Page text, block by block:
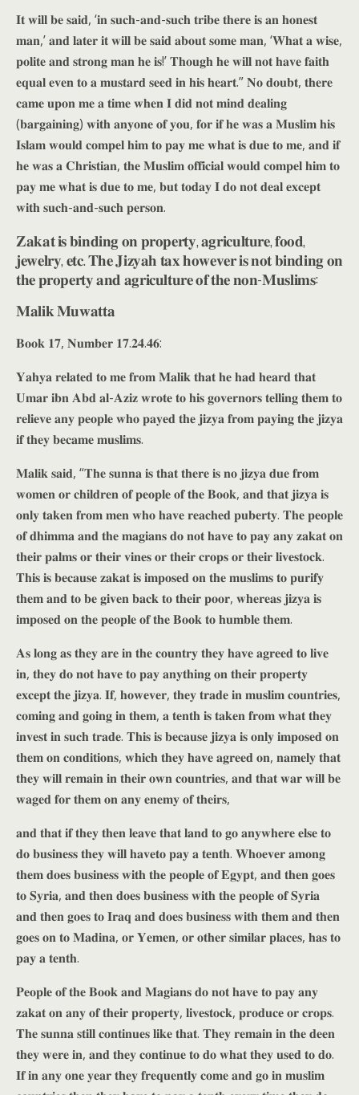
𝐈𝐭 𝐰𝐢𝐥𝐥 𝐛𝐞 𝐬𝐚𝐢𝐝, ‘𝐢𝐧 𝐬𝐮𝐜𝐡-𝐚𝐧𝐝-𝐬𝐮𝐜𝐡 𝐭𝐫𝐢𝐛𝐞 𝐭𝐡𝐞𝐫𝐞 𝐢𝐬 𝐚𝐧 𝐡𝐨𝐧𝐞𝐬𝐭
𝐦𝐚𝐧,’ 𝐚𝐧𝐝 𝐥𝐚𝐭𝐞𝐫 𝐢𝐭 𝐰𝐢𝐥𝐥 𝐛𝐞 𝐬𝐚𝐢𝐝 𝐚𝐛𝐨𝐮𝐭 𝐬𝐨𝐦𝐞 𝐦𝐚𝐧, ‘𝐖𝐡𝐚𝐭 𝐚 𝐰𝐢𝐬𝐞,
𝐩𝐨𝐥𝐢𝐭𝐞 𝐚𝐧𝐝 𝐬𝐭𝐫𝐨𝐧𝐠 𝐦𝐚𝐧 𝐡𝐞 𝐢𝐬!’ 𝐓𝐡𝐨𝐮𝐠𝐡 𝐡𝐞 𝐰𝐢𝐥𝐥 𝐧𝐨𝐭 𝐡𝐚𝐯𝐞 𝐟𝐚𝐢𝐭𝐡
𝐞𝐪𝐮𝐚𝐥 𝐞𝐯𝐞𝐧 𝐭𝐨 𝐚 𝐦𝐮𝐬𝐭𝐚𝐫𝐝 𝐬𝐞𝐞𝐝 𝐢𝐧 𝐡𝐢𝐬 𝐡𝐞𝐚𝐫𝐭.” 𝐍𝐨 𝐝𝐨𝐮𝐛𝐭, 𝐭𝐡𝐞𝐫𝐞
𝐜𝐚𝐦𝐞 𝐮𝐩𝐨𝐧 𝐦𝐞 𝐚 𝐭𝐢𝐦𝐞 𝐰𝐡𝐞𝐧 𝐈 𝐝𝐢𝐝 𝐧𝐨𝐭 𝐦𝐢𝐧𝐝 𝐝𝐞𝐚𝐥𝐢𝐧𝐠
(𝐛𝐚𝐫𝐠𝐚𝐢𝐧𝐢𝐧𝐠) 𝐰𝐢𝐭𝐡 𝐚𝐧𝐲𝐨𝐧𝐞 𝐨𝐟 𝐲𝐨𝐮, 𝐟𝐨𝐫 𝐢𝐟 𝐡𝐞 𝐰𝐚𝐬 𝐚 𝐌𝐮𝐬𝐥𝐢𝐦 𝐡𝐢𝐬
𝐈𝐬𝐥𝐚𝐦 𝐰𝐨𝐮𝐥𝐝 𝐜𝐨𝐦𝐩𝐞𝐥 𝐡𝐢𝐦 𝐭𝐨 𝐩𝐚𝐲 𝐦𝐞 𝐰𝐡𝐚𝐭 𝐢𝐬 𝐝𝐮𝐞 𝐭𝐨 𝐦𝐞, 𝐚𝐧𝐝 𝐢𝐟
𝐡𝐞 𝐰𝐚𝐬 𝐚 𝐂𝐡𝐫𝐢𝐬𝐭𝐢𝐚𝐧, 𝐭𝐡𝐞 𝐌𝐮𝐬𝐥𝐢𝐦 𝐨𝐟𝐟𝐢𝐜𝐢𝐚𝐥 𝐰𝐨𝐮𝐥𝐝 𝐜𝐨𝐦𝐩𝐞𝐥 𝐡𝐢𝐦 𝐭𝐨
𝐩𝐚𝐲 𝐦𝐞 𝐰𝐡𝐚𝐭 𝐢𝐬 𝐝𝐮𝐞 𝐭𝐨 𝐦𝐞, 𝐛𝐮𝐭 𝐭𝐨𝐝𝐚𝐲 𝐈 𝐝𝐨 𝐧𝐨𝐭 𝐝𝐞𝐚𝐥 𝐞𝐱𝐜𝐞𝐩𝐭
𝐰𝐢𝐭𝐡 𝐬𝐮𝐜𝐡-𝐚𝐧𝐝-𝐬𝐮𝐜𝐡 𝐩𝐞𝐫𝐬𝐨𝐧.
𝐙𝐚𝐤𝐚𝐭 𝐢𝐬 𝐛𝐢𝐧𝐝𝐢𝐧𝐠 𝐨𝐧 𝐩𝐫𝐨𝐩𝐞𝐫𝐭𝐲, 𝐚𝐠𝐫𝐢𝐜𝐮𝐥𝐭𝐮𝐫𝐞, 𝐟𝐨𝐨𝐝,
𝐣𝐞𝐰𝐞𝐥𝐫𝐲, 𝐞𝐭𝐜. 𝐓𝐡𝐞 𝐉𝐢𝐳𝐲𝐚𝐡 𝐭𝐚𝐱 𝐡𝐨𝐰𝐞𝐯𝐞𝐫 𝐢𝐬 𝐧𝐨𝐭 𝐛𝐢𝐧𝐝𝐢𝐧𝐠 𝐨𝐧
𝐭𝐡𝐞 𝐩𝐫𝐨𝐩𝐞𝐫𝐭𝐲 𝐚𝐧𝐝 𝐚𝐠𝐫𝐢𝐜𝐮𝐥𝐭𝐮𝐫𝐞 𝐨𝐟 𝐭𝐡𝐞 𝐧𝐨𝐧-𝐌𝐮𝐬𝐥𝐢𝐦𝐬:
𝐌𝐚𝐥𝐢𝐤 𝐌𝐮𝐰𝐚𝐭𝐭𝐚
𝐁𝐨𝐨𝐤 𝟏𝟕, 𝐍𝐮𝐦𝐛𝐞𝐫 𝟏𝟕.𝟐𝟒.𝟒𝟔:
𝐘𝐚𝐡𝐲𝐚 𝐫𝐞𝐥𝐚𝐭𝐞𝐝 𝐭𝐨 𝐦𝐞 𝐟𝐫𝐨𝐦 𝐌𝐚𝐥𝐢𝐤 𝐭𝐡𝐚𝐭 𝐡𝐞 𝐡𝐚𝐝 𝐡𝐞𝐚𝐫𝐝 𝐭𝐡𝐚𝐭
𝐔𝐦𝐚𝐫 𝐢𝐛𝐧 𝐀𝐛𝐝 𝐚𝐥-𝐀𝐳𝐢𝐳 𝐰𝐫𝐨𝐭𝐞 𝐭𝐨 𝐡𝐢𝐬 𝐠𝐨𝐯𝐞𝐫𝐧𝐨𝐫𝐬 𝐭𝐞𝐥𝐥𝐢𝐧𝐠 𝐭𝐡𝐞𝐦 𝐭𝐨
𝐫𝐞𝐥𝐢𝐞𝐯𝐞 𝐚𝐧𝐲 𝐩𝐞𝐨𝐩𝐥𝐞 𝐰𝐡𝐨 𝐩𝐚𝐲𝐞𝐝 𝐭𝐡𝐞 𝐣𝐢𝐳𝐲𝐚 𝐟𝐫𝐨𝐦 𝐩𝐚𝐲𝐢𝐧𝐠 𝐭𝐡𝐞 𝐣𝐢𝐳𝐲𝐚
𝐢𝐟 𝐭𝐡𝐞𝐲 𝐛𝐞𝐜𝐚𝐦𝐞 𝐦𝐮𝐬𝐥𝐢𝐦𝐬.
𝐌𝐚𝐥𝐢𝐤 𝐬𝐚𝐢𝐝, “𝐓𝐡𝐞 𝐬𝐮𝐧𝐧𝐚 𝐢𝐬 𝐭𝐡𝐚𝐭 𝐭𝐡𝐞𝐫𝐞 𝐢𝐬 𝐧𝐨 𝐣𝐢𝐳𝐲𝐚 𝐝𝐮𝐞 𝐟𝐫𝐨𝐦
𝐰𝐨𝐦𝐞𝐧 𝐨𝐫 𝐜𝐡𝐢𝐥𝐝𝐫𝐞𝐧 𝐨𝐟 𝐩𝐞𝐨𝐩𝐥𝐞 𝐨𝐟 𝐭𝐡𝐞 𝐁𝐨𝐨𝐤, 𝐚𝐧𝐝 𝐭𝐡𝐚𝐭 𝐣𝐢𝐳𝐲𝐚 𝐢𝐬
𝐨𝐧𝐥𝐲 𝐭𝐚𝐤𝐞𝐧 𝐟𝐫𝐨𝐦 𝐦𝐞𝐧 𝐰𝐡𝐨 𝐡𝐚𝐯𝐞 𝐫𝐞𝐚𝐜𝐡𝐞𝐝 𝐩𝐮𝐛𝐞𝐫𝐭𝐲. 𝐓𝐡𝐞 𝐩𝐞𝐨𝐩𝐥𝐞
𝐨𝐟 𝐝𝐡𝐢𝐦𝐦𝐚 𝐚𝐧𝐝 𝐭𝐡𝐞 𝐦𝐚𝐠𝐢𝐚𝐧𝐬 𝐝𝐨 𝐧𝐨𝐭 𝐡𝐚𝐯𝐞 𝐭𝐨 𝐩𝐚𝐲 𝐚𝐧𝐲 𝐳𝐚𝐤𝐚𝐭 𝐨𝐧
𝐭𝐡𝐞𝐢𝐫 𝐩𝐚𝐥𝐦𝐬 𝐨𝐫 𝐭𝐡𝐞𝐢𝐫 𝐯𝐢𝐧𝐞𝐬 𝐨𝐫 𝐭𝐡𝐞𝐢𝐫 𝐜𝐫𝐨𝐩𝐬 𝐨𝐫 𝐭𝐡𝐞𝐢𝐫 𝐥𝐢𝐯𝐞𝐬𝐭𝐨𝐜𝐤.
𝐓𝐡𝐢𝐬 𝐢𝐬 𝐛𝐞𝐜𝐚𝐮𝐬𝐞 𝐳𝐚𝐤𝐚𝐭 𝐢𝐬 𝐢𝐦𝐩𝐨𝐬𝐞𝐝 𝐨𝐧 𝐭𝐡𝐞 𝐦𝐮𝐬𝐥𝐢𝐦𝐬 𝐭𝐨 𝐩𝐮𝐫𝐢𝐟𝐲
𝐭𝐡𝐞𝐦 𝐚𝐧𝐝 𝐭𝐨 𝐛𝐞 𝐠𝐢𝐯𝐞𝐧 𝐛𝐚𝐜𝐤 𝐭𝐨 𝐭𝐡𝐞𝐢𝐫 𝐩𝐨𝐨𝐫, 𝐰𝐡𝐞𝐫𝐞𝐚𝐬 𝐣𝐢𝐳𝐲𝐚 𝐢𝐬
𝐢𝐦𝐩𝐨𝐬𝐞𝐝 𝐨𝐧 𝐭𝐡𝐞 𝐩𝐞𝐨𝐩𝐥𝐞 𝐨𝐟 𝐭𝐡𝐞 𝐁𝐨𝐨𝐤 𝐭𝐨 𝐡𝐮𝐦𝐛𝐥𝐞 𝐭𝐡𝐞𝐦.
𝐀𝐬 𝐥𝐨𝐧𝐠 𝐚𝐬 𝐭𝐡𝐞𝐲 𝐚𝐫𝐞 𝐢𝐧 𝐭𝐡𝐞 𝐜𝐨𝐮𝐧𝐭𝐫𝐲 𝐭𝐡𝐞𝐲 𝐡𝐚𝐯𝐞 𝐚𝐠𝐫𝐞𝐞𝐝 𝐭𝐨 𝐥𝐢𝐯𝐞
𝐢𝐧, 𝐭𝐡𝐞𝐲 𝐝𝐨 𝐧𝐨𝐭 𝐡𝐚𝐯𝐞 𝐭𝐨 𝐩𝐚𝐲 𝐚𝐧𝐲𝐭𝐡𝐢𝐧𝐠 𝐨𝐧 𝐭𝐡𝐞𝐢𝐫 𝐩𝐫𝐨𝐩𝐞𝐫𝐭𝐲
𝐞𝐱𝐜𝐞𝐩𝐭 𝐭𝐡𝐞 𝐣𝐢𝐳𝐲𝐚. 𝐈𝐟, 𝐡𝐨𝐰𝐞𝐯𝐞𝐫, 𝐭𝐡𝐞𝐲 𝐭𝐫𝐚𝐝𝐞 𝐢𝐧 𝐦𝐮𝐬𝐥𝐢𝐦 𝐜𝐨𝐮𝐧𝐭𝐫𝐢𝐞𝐬,
𝐜𝐨𝐦𝐢𝐧𝐠 𝐚𝐧𝐝 𝐠𝐨𝐢𝐧𝐠 𝐢𝐧 𝐭𝐡𝐞𝐦, 𝐚 𝐭𝐞𝐧𝐭𝐡 𝐢𝐬 𝐭𝐚𝐤𝐞𝐧 𝐟𝐫𝐨𝐦 𝐰𝐡𝐚𝐭 𝐭𝐡𝐞𝐲
𝐢𝐧𝐯𝐞𝐬𝐭 𝐢𝐧 𝐬𝐮𝐜𝐡 𝐭𝐫𝐚𝐝𝐞. 𝐓𝐡𝐢𝐬 𝐢𝐬 𝐛𝐞𝐜𝐚𝐮𝐬𝐞 𝐣𝐢𝐳𝐲𝐚 𝐢𝐬 𝐨𝐧𝐥𝐲 𝐢𝐦𝐩𝐨𝐬𝐞𝐝 𝐨𝐧
𝐭𝐡𝐞𝐦 𝐨𝐧 𝐜𝐨𝐧𝐝𝐢𝐭𝐢𝐨𝐧𝐬, 𝐰𝐡𝐢𝐜𝐡 𝐭𝐡𝐞𝐲 𝐡𝐚𝐯𝐞 𝐚𝐠𝐫𝐞𝐞𝐝 𝐨𝐧, 𝐧𝐚𝐦𝐞𝐥𝐲 𝐭𝐡𝐚𝐭
𝐭𝐡𝐞𝐲 𝐰𝐢𝐥𝐥 𝐫𝐞𝐦𝐚𝐢𝐧 𝐢𝐧 𝐭𝐡𝐞𝐢𝐫 𝐨𝐰𝐧 𝐜𝐨𝐮𝐧𝐭𝐫𝐢𝐞𝐬, 𝐚𝐧𝐝 𝐭𝐡𝐚𝐭 𝐰𝐚𝐫 𝐰𝐢𝐥𝐥 𝐛𝐞
𝐰𝐚𝐠𝐞𝐝 𝐟𝐨𝐫 𝐭𝐡𝐞𝐦 𝐨𝐧 𝐚𝐧𝐲 𝐞𝐧𝐞𝐦𝐲 𝐨𝐟 𝐭𝐡𝐞𝐢𝐫𝐬,
𝐚𝐧𝐝 𝐭𝐡𝐚𝐭 𝐢𝐟 𝐭𝐡𝐞𝐲 𝐭𝐡𝐞𝐧 𝐥𝐞𝐚𝐯𝐞 𝐭𝐡𝐚𝐭 𝐥𝐚𝐧𝐝 𝐭𝐨 𝐠𝐨 𝐚𝐧𝐲𝐰𝐡𝐞𝐫𝐞 𝐞𝐥𝐬𝐞 𝐭𝐨
𝐝𝐨 𝐛𝐮𝐬𝐢𝐧𝐞𝐬𝐬 𝐭𝐡𝐞𝐲 𝐰𝐢𝐥𝐥 𝐡𝐚𝐯𝐞𝐭𝐨 𝐩𝐚𝐲 𝐚 𝐭𝐞𝐧𝐭𝐡. 𝐖𝐡𝐨𝐞𝐯𝐞𝐫 𝐚𝐦𝐨𝐧𝐠
𝐭𝐡𝐞𝐦 𝐝𝐨𝐞𝐬 𝐛𝐮𝐬𝐢𝐧𝐞𝐬𝐬 𝐰𝐢𝐭𝐡 𝐭𝐡𝐞 𝐩𝐞𝐨𝐩𝐥𝐞 𝐨𝐟 𝐄𝐠𝐲𝐩𝐭, 𝐚𝐧𝐝 𝐭𝐡𝐞𝐧 𝐠𝐨𝐞𝐬
𝐭𝐨 𝐒𝐲𝐫𝐢𝐚, 𝐚𝐧𝐝 𝐭𝐡𝐞𝐧 𝐝𝐨𝐞𝐬 𝐛𝐮𝐬𝐢𝐧𝐞𝐬𝐬 𝐰𝐢𝐭𝐡 𝐭𝐡𝐞 𝐩𝐞𝐨𝐩𝐥𝐞 𝐨𝐟 𝐒𝐲𝐫𝐢𝐚
𝐚𝐧𝐝 𝐭𝐡𝐞𝐧 𝐠𝐨𝐞𝐬 𝐭𝐨 𝐈𝐫𝐚𝐪 𝐚𝐧𝐝 𝐝𝐨𝐞𝐬 𝐛𝐮𝐬𝐢𝐧𝐞𝐬𝐬 𝐰𝐢𝐭𝐡 𝐭𝐡𝐞𝐦 𝐚𝐧𝐝 𝐭𝐡𝐞𝐧
𝐠𝐨𝐞𝐬 𝐨𝐧 𝐭𝐨 𝐌𝐚𝐝𝐢𝐧𝐚, 𝐨𝐫 𝐘𝐞𝐦𝐞𝐧, 𝐨𝐫 𝐨𝐭𝐡𝐞𝐫 𝐬𝐢𝐦𝐢𝐥𝐚𝐫 𝐩𝐥𝐚𝐜𝐞𝐬, 𝐡𝐚𝐬 𝐭𝐨
𝐩𝐚𝐲 𝐚 𝐭𝐞𝐧𝐭𝐡.
𝐏𝐞𝐨𝐩𝐥𝐞 𝐨𝐟 𝐭𝐡𝐞 𝐁𝐨𝐨𝐤 𝐚𝐧𝐝 𝐌𝐚𝐠𝐢𝐚𝐧𝐬 𝐝𝐨 𝐧𝐨𝐭 𝐡𝐚𝐯𝐞 𝐭𝐨 𝐩𝐚𝐲 𝐚𝐧𝐲
𝐳𝐚𝐤𝐚𝐭 𝐨𝐧 𝐚𝐧𝐲 𝐨𝐟 𝐭𝐡𝐞𝐢𝐫 𝐩𝐫𝐨𝐩𝐞𝐫𝐭𝐲, 𝐥𝐢𝐯𝐞𝐬𝐭𝐨𝐜𝐤, 𝐩𝐫𝐨𝐝𝐮𝐜𝐞 𝐨𝐫 𝐜𝐫𝐨𝐩𝐬.
𝐓𝐡𝐞 𝐬𝐮𝐧𝐧𝐚 𝐬𝐭𝐢𝐥𝐥 𝐜𝐨𝐧𝐭𝐢𝐧𝐮𝐞𝐬 𝐥𝐢𝐤𝐞 𝐭𝐡𝐚𝐭. 𝐓𝐡𝐞𝐲 𝐫𝐞𝐦𝐚𝐢𝐧 𝐢𝐧 𝐭𝐡𝐞 𝐝𝐞𝐞𝐧
𝐭𝐡𝐞𝐲 𝐰𝐞𝐫𝐞 𝐢𝐧, 𝐚𝐧𝐝 𝐭𝐡𝐞𝐲 𝐜𝐨𝐧𝐭𝐢𝐧𝐮𝐞 𝐭𝐨 𝐝𝐨 𝐰𝐡𝐚𝐭 𝐭𝐡𝐞𝐲 𝐮𝐬𝐞𝐝 𝐭𝐨 𝐝𝐨.
𝐈𝐟 𝐢𝐧 𝐚𝐧𝐲 𝐨𝐧𝐞 𝐲𝐞𝐚𝐫 𝐭𝐡𝐞𝐲 𝐟𝐫𝐞𝐪𝐮𝐞𝐧𝐭𝐥𝐲 𝐜𝐨𝐦𝐞 𝐚𝐧𝐝 𝐠𝐨 𝐢𝐧 𝐦𝐮𝐬𝐥𝐢𝐦